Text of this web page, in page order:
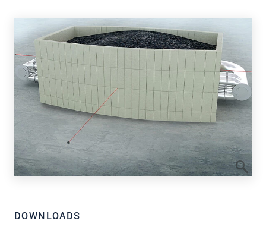
DOWNLOADS